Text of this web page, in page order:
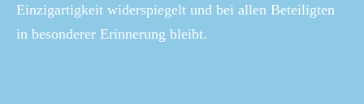
Einzigartigkeit widerspiegelt und bei allen Beteiligten
in besonderer Erinnerung bleibt.